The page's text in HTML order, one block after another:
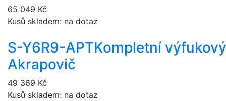
65 049 Kč
Kusů skladem: na dotaz
S-Y6R9-APTKompletní
Akrapovič
49 369 Kč
Kusů skladem: na dotaz